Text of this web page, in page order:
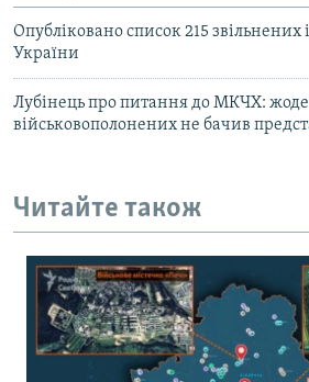
Опубліковано список 215 звільнених
України
Лубінець про питання до МКЧХ:
військовополонених не бачив
Читайте також